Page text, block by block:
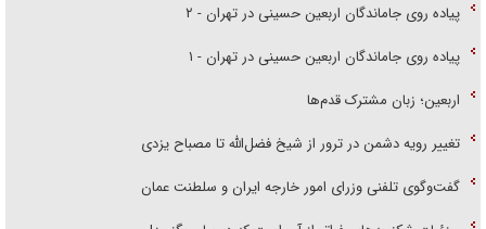
پیاده روی جاماندگان اربعین حسینی در تهران - ۲
پیاده روی جاماندگان اربعین حسینی در تهران - ۱
اربعین؛ زبان مشترک قدم‌ها
تغییر رویه دشمن در ترور از شیخ فضل‌الله تا مصباح یزدی
گفت‌وگوی تلفنی وزرای امور خارجه ایران و سلطنت عمان